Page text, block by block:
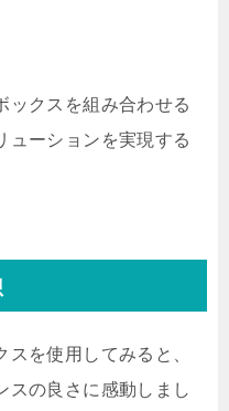
ックスを組み合わせる
ューションを実現する
を使用してみると、
スの良さに感動しまし